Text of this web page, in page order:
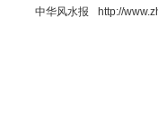
中华风水报 http://